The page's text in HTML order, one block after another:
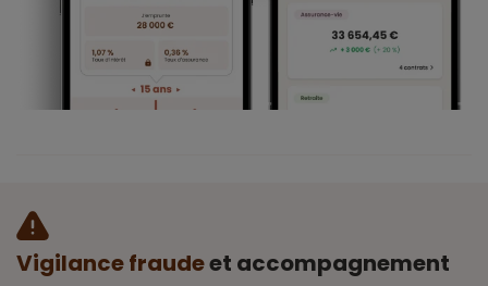
Vigilance fraudeet accompagnement